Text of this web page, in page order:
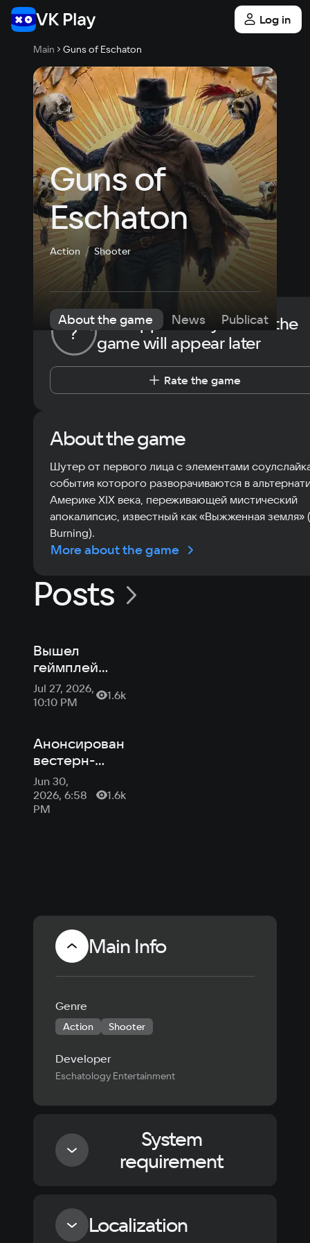
Log in
Main Guns of Eschaton
Guns of
Eschaton
Action Shooter
About the game News Publications
?
The opportunity to rate the
game will appear later
Rate the game
About the game
Шутер от первого лица с элементами
события которого разворачиваются в
Америке XIX века, переживающей мистический
апокалипсис, известный как «Выжженная земля»
Burning).
More about the game
Posts
Вышел
геймплей
вестерн-
соулслайка
автора Half-
Life 2
Jul 27, 2026,
10:10 PM
1.6k
Анонсирован
вестерн-
соулслайк
Guns of
Eschaton
Jun 30,
2026, 6:58
PM
1.6k
Main Info
Genre
Action Shooter
Developer
Eschatology Entertainment
System
requirement
MinimumLocalization